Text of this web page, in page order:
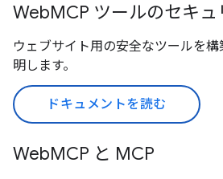
WebMCP ツールのセキュ
ウェブサイト用の安全なツールを
明します。
ドキュメントを読む
WebMCP と MCP